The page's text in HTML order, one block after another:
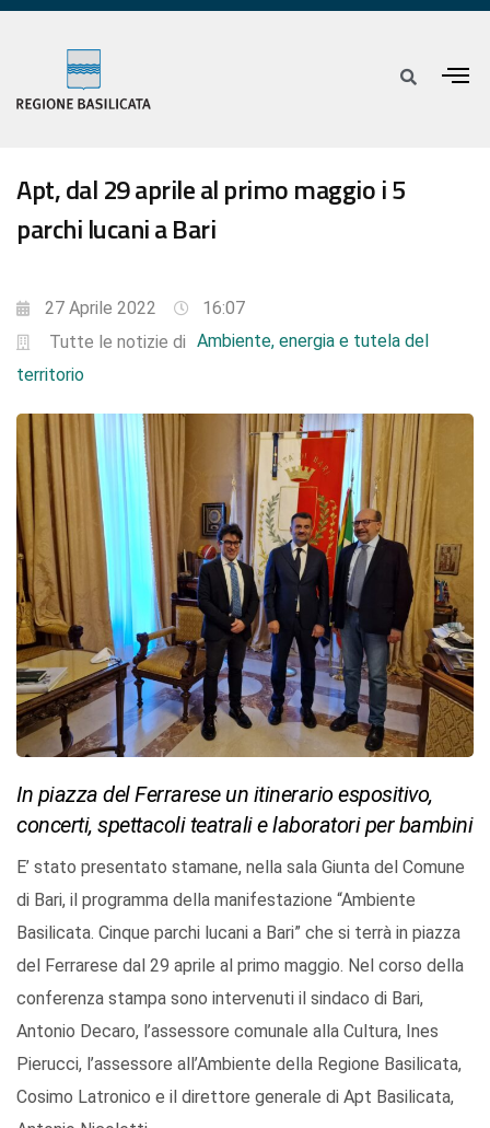
Apt, dal 29 aprile al primo maggio i 5
parchi lucani a Bari
27 Aprile 2022
16:07
Tutte le notizie di Ambiente, energia e tutela del
territorio
In piazza del Ferrarese un itinerario espositivo,
concerti, spettacoli teatrali e laboratori per bambini
E’ stato presentato stamane, nella sala Giunta del Comune
di Bari, il programma della manifestazione “Ambiente
Basilicata. Cinque parchi lucani a Bari” che si terrà in piazza
del Ferrarese dal 29 aprile al primo maggio. Nel corso della
conferenza stampa sono intervenuti il sindaco di Bari,
Antonio Decaro, l’assessore comunale alla Cultura, Ines
Pierucci, l’assessore all’Ambiente della Regione Basilicata,
Cosimo Latronico e il direttore generale di Apt Basilicata,